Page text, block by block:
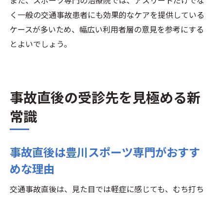
く一般の交通事故患者にも効果的なケアを提供している
ケースが多いため、幅広い利用者層の意見を参考にする
とよいでしょう。
事故直後の受診先を見極める新
常識
事故直後は豊川スポーツ専門がおすす
めな理由
交通事故直後は、見た目では軽症に感じても、むち打ち